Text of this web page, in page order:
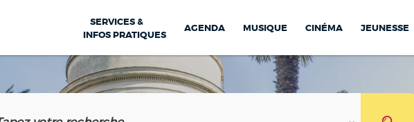
SERVICES &
INFOS PRATIQUES
AGENDA MUSIQUE CINÉMA JEUNESSE